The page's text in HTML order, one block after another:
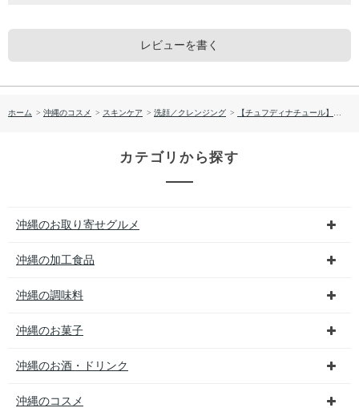
レビューを書く
ホーム > 沖縄のコスメ > スキンケア > 洗顔／クレンジング > 【チュフディナチュール】ローズゼラニウム石鹸
カテゴリから探す
沖縄のお取り寄せグルメ
沖縄の加工食品
沖縄の調味料
沖縄のお菓子
沖縄のお酒・ドリンク
沖縄のコスメ